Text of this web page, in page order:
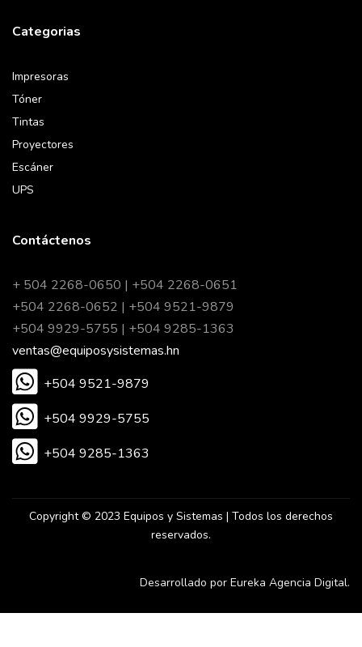
Categorias
Impresoras
Tóner
Tintas
Proyectores
Escáner
UPS
Contáctenos
+ 504 2268-0650 | +504 2268-0651
+504 2268-0652 | +504 9521-9879
+504 9929-5755 | +504 9285-1363
ventas@equiposysistemas.hn
+504 9521-9879
+504 9929-5755
+504 9285-1363
Copyright © 2023 Equipos y Sistemas | Todos los derechos
reservados.
Desarrollado por Eureka Agencia Digital.